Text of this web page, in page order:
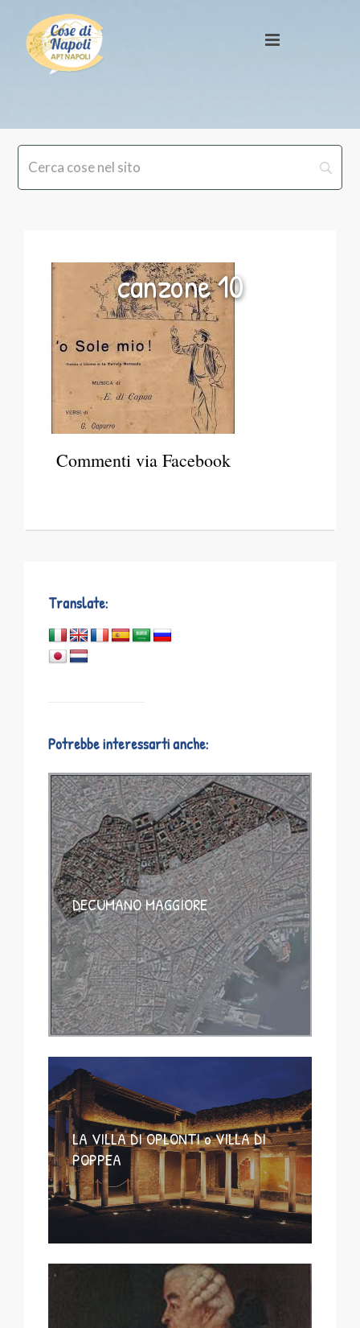
canzone 10
Commenti via Facebook
Translate:
Potrebbe interessarti anche:
DECUMANO MAGGIORE
LA VILLA DI OPLONTI o VILLA DI
POPPEA